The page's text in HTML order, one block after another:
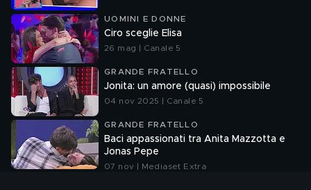
UOMINI E DONNE
Ciro sceglie Elisa
26 mag | Canale 5
GRANDE FRATELLO
Jonita: un amore (quasi) impossibile
04 nov 2025 | Canale 5
GRANDE FRATELLO
Baci appassionati tra Anita Mazzotta e
Jonas Pepe
07 nov | Mediaset Extra